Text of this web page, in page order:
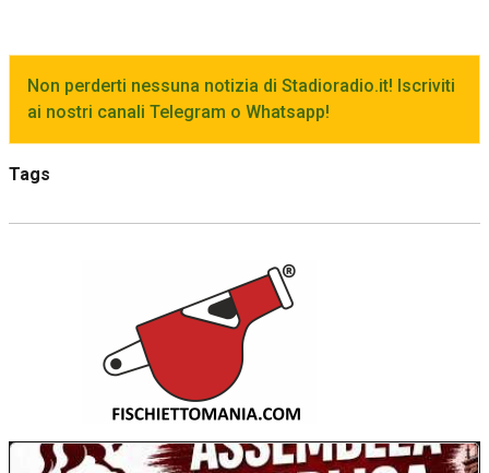
Non perderti nessuna notizia di Stadioradio.it! Iscriviti
ai nostri canali Telegram o Whatsapp!
Tags